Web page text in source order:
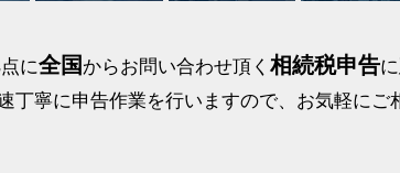
に全国 からお問い合わせ頂く 相続税申告に
丁寧に申告作業を行いますので、お気軽にご